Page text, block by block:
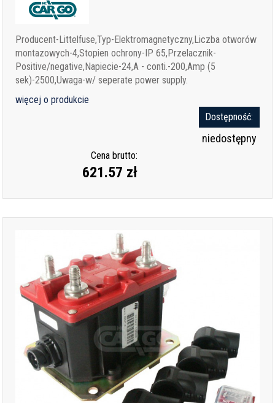
Producent-Littelfuse,Typ-Elektromagnetyczny,Liczba otworów
montazowych-4,Stopien ochrony-IP 65,Przelacznik-
Positive/negative,Napiecie-24,A - conti.-200,Amp (5
sek)-2500,Uwaga-w/ seperate power supply.
więcej o produkcie
Dostępność:
niedostępny
Cena brutto:
621.57 zł